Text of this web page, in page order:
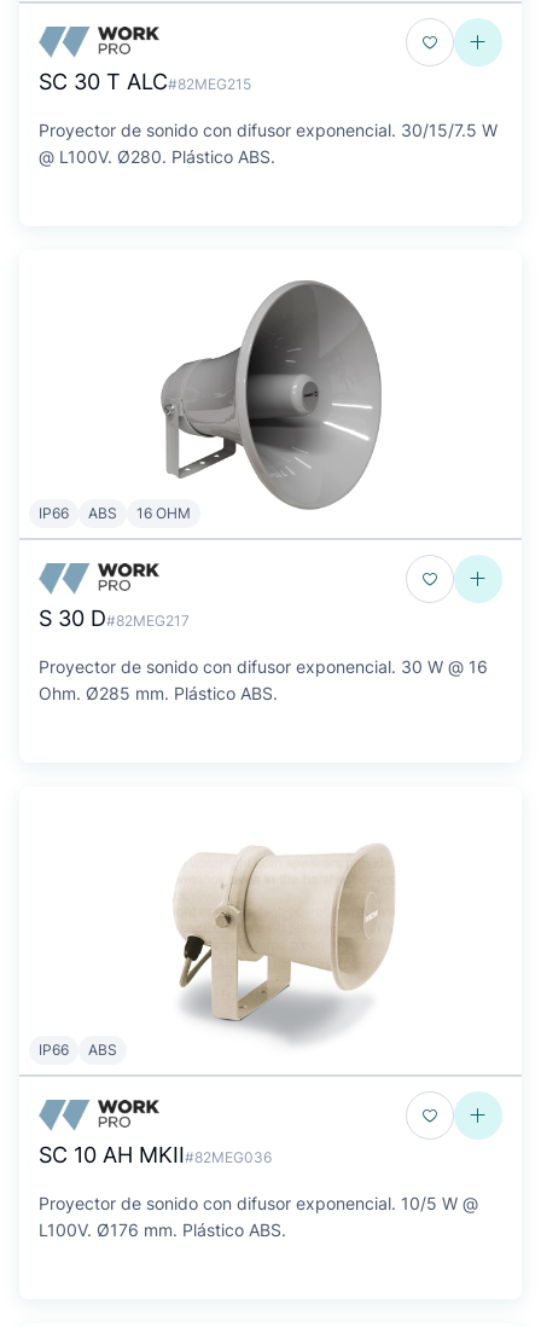
SC 30 T ALC#82MEG215
Proyector de sonido con difusor exponencial. 30/15/7.5 W
@ L100V. Ø280. Plástico ABS.
IP66 ABS 16 OHM
S 30 D#82MEG217
Proyector de sonido con difusor exponencial. 30 W @ 16
Ohm. Ø285 mm. Plástico ABS.
IP66 ABS
SC 10 AH MKII#82MEG036
Proyector de sonido con difusor exponencial. 10/5 W @
L100V. Ø176 mm. Plástico ABS.